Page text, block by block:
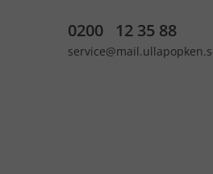
0200 12 35 88